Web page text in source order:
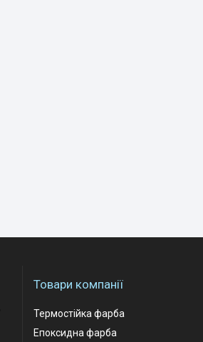
Товари компанії
Термостійка фарба
Епоксидна фарба